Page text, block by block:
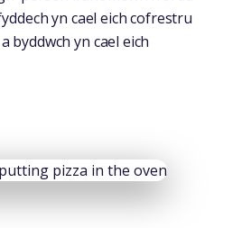
yn cael eich cofrestru
byddwch yn cael eich